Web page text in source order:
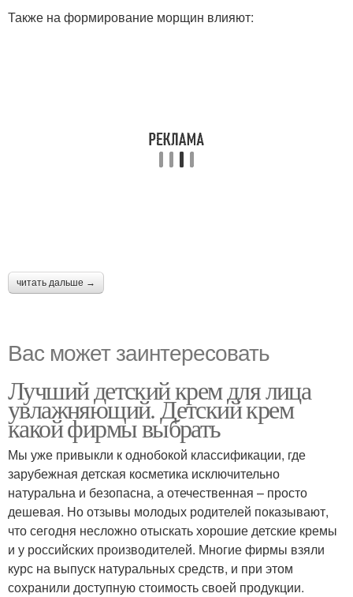
Также на формирование морщин влияют:
читать дальше →
Вас может заинтересовать
Лучший детский крем для лица
увлажняющий. Детский крем
какой фирмы выбрать
Мы уже привыкли к однобокой классификации, где
зарубежная детская косметика исключительно
натуральна и безопасна, а отечественная – просто
дешевая. Но отзывы молодых родителей показывают,
что сегодня несложно отыскать хорошие детские кремы
и у российских производителей. Многие фирмы взяли
курс на выпуск натуральных средств, и при этом
сохранили доступную стоимость своей продукции.